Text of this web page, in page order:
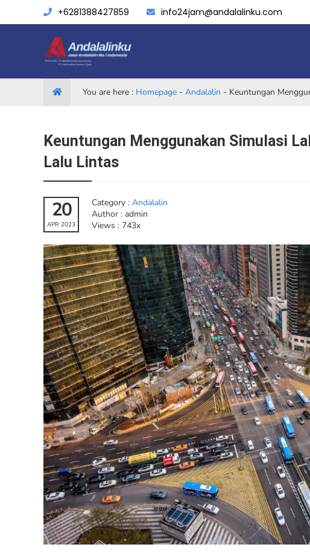
+6281388427859 info24jam@andalalinku.com
You are here : Homepage - Andalalin - Keuntungan
Keuntungan Menggunakan Simulasi
Lalu Lintas
20
APR 2023
Category : Andalalin
Author : admin
Views : 743x